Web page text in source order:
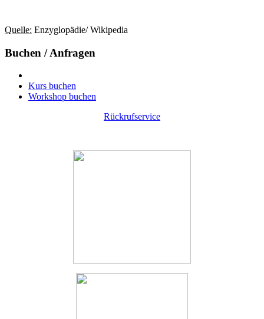
Quelle: Enzyglopädie/ Wikipedia
Buchen / Anfragen
Kurs buchen
Workshop buchen
Rückrufservice